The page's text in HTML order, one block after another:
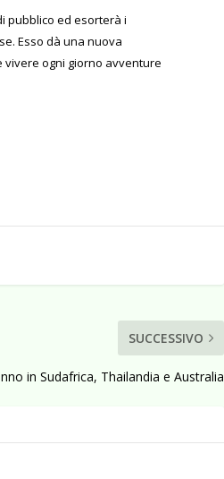
pubblico ed esorterà i
Esso dà una nuova
vivere ogni giorno avventure
SUCCESSIVO
in Sudafrica, Thailandia e Australia